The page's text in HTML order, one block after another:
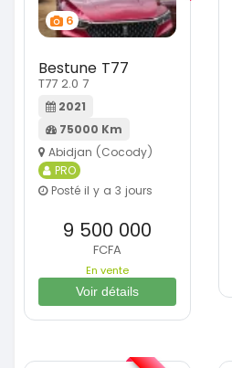
6
Bestune T77
T77 2.0 7
2021
75000 Km
Abidjan (Cocody)
PRO
Posté il y a 3 jours
9 500 000
FCFA
En vente
Voir détails